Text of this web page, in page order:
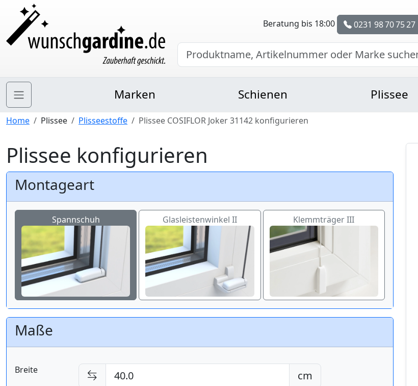
Beratung bis 18:00 0231 98 70 75 27
Marken Schienen Plissee
Home Plissee Plisseestoffe Plissee COSIFLOR Joker 31142 konfigurieren
Plissee konfigurieren
Montageart
Spannschuh Glasleistenwinkel II Klemmträger III
Maße
Breite cm